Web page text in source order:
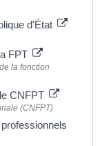
d'État
FPT
la fonction
CNFPT
(CNFPT)